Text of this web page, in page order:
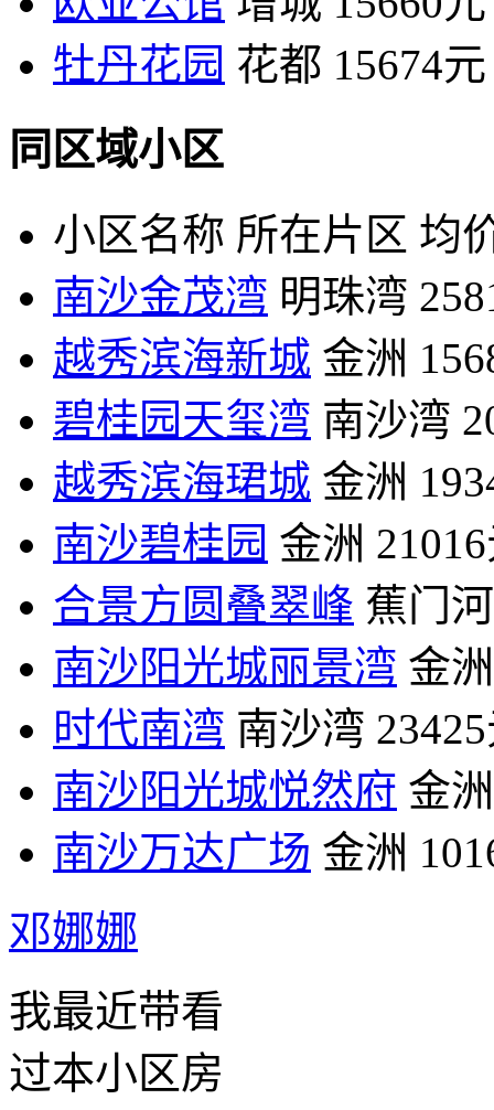
牡丹花园 花都 15674元
同区域小区
小区名称 所在片区 均
南沙金茂湾 明珠湾
越秀滨海新城 金洲
碧桂园天玺湾 南沙湾
越秀滨海珺城 金洲
南沙碧桂园 金洲
合景方圆叠翠峰 蕉门河
南沙阳光城丽景湾 金洲
时代南湾 南沙湾
南沙阳光城悦然府 金洲
南沙万达广场 金洲
邓娜娜
我最近带看
过本小区房